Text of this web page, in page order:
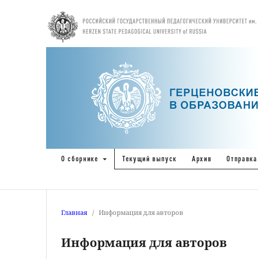
О сборнике Текущий выпуск Архив
Главная / Информация для авторов
Информация для авторов